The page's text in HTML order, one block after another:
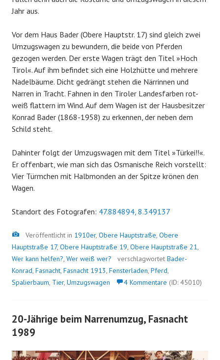
Jahr aus.
Vor dem Haus Bader (Obere Hauptstr. 17) sind gleich zwei
Umzugswagen zu bewundern, die beide von Pferden
gezogen werden. Der erste Wagen trägt den Titel »Hoch
Tirol«. Auf ihm befindet sich eine Holzhütte und mehrere
Nadelbäume. Dicht gedrängt stehen die Närrinnen und
Narren in Tracht. Fahnen in den Tiroler Landesfarben rot-
weiß flattern im Wind. Auf dem Wagen ist der Hausbesitzer
Konrad Bader (1868-1958) zu erkennen, der neben dem
Schild steht.
Dahinter folgt der Umzugswagen mit dem Titel »Türkei!!«.
Er offenbart, wie man sich das Osmanische Reich vorstellt:
Vier Türmchen mit Halbmonden an der Spitze krönen den
Wagen.
Standort des Fotografen: 47.884894, 8.349137
Bild
Veröffentlicht in 1910er, Obere Hauptstraße, Obere
Hauptstraße 17, Obere Hauptstraße 19, Obere Hauptstraße 21,
Wer kann helfen?, Wer weiß wer? verschlagwortet Bader-
Konrad, Fasnacht, Fasnacht 1913, Fensterladen, Pferd,
Spalierbaum, Tier, Umzugswagen 4 Kommentare (ID: 45010)
20-Jährige beim Narrenumzug, Fasnacht
1989